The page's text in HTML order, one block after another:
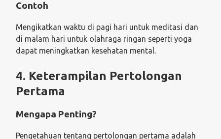
Contoh
Mengikatkan waktu di pagi hari untuk meditasi dan
di malam hari untuk olahraga ringan seperti yoga
dapat meningkatkan kesehatan mental.
4. Keterampilan Pertolongan
Pertama
Mengapa Penting?
Pengetahuan tentang pertolongan pertama adalah